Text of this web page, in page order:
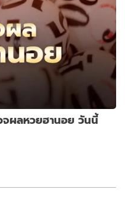
ผลหวยฮานอย วันนี้